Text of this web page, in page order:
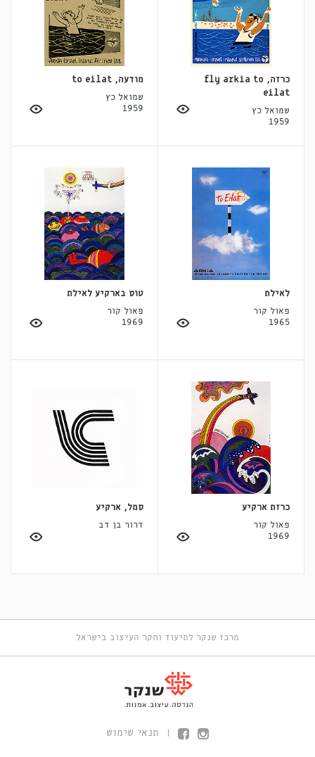
כרזה, fly arkia to
eilat
שמואל כץ
1959
מודעה, to eilat
שמואל כץ
1959
לאילת
פאול קור
1965
טוס בארקיע לאילת
פאול קור
1969
כרזת ארקיע
פאול קור
1969
סמל, ארקיע
דרור בן דב
מרכז שנקר לתיעוד וחקר העיצוב בישראל
תנאי שימוש